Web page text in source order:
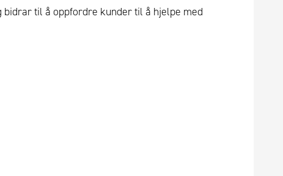
til å oppfordre kunder til å hjelpe med